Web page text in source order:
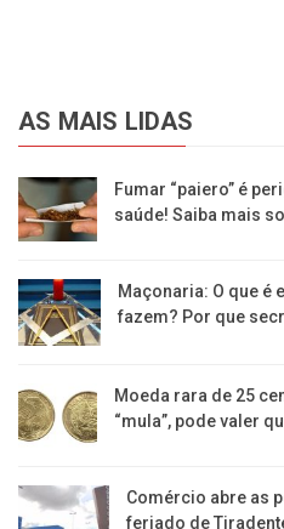
AS MAIS LIDAS
Fumar “paiero” é
saúde! Saiba mais
Maçonaria: O que é
fazem? Por que
Moeda rara de 25
“mula”, pode valer
Comércio abre as
feriado de